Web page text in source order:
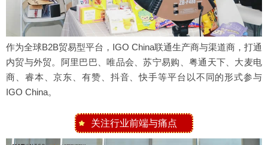
作为全球B2B贸易型平台，IGO China联通生产商与渠道商，打通
内贸与外贸。阿里巴巴、唯品会、苏宁易购、粤通天下、大麦电
商、睿本、京东、有赞、抖音、快手等平台以不同的形式参与
IGO China。
关注行业前端与痛点